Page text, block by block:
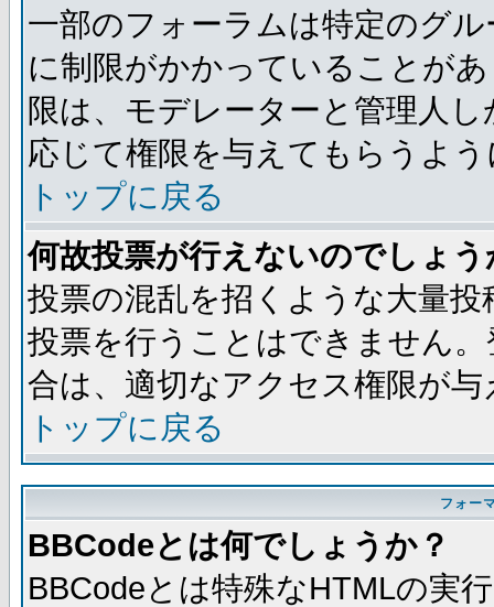
一部のフォーラムは特定のグ
に制限がかかっていることが
限は、モデレーターと管理人
応じて権限を与えてもらうよ
トップに戻る
何故投票が行えないのでしょう
投票の混乱を招くような大量
投票を行うことはできません
合は、適切なアクセス権限が
トップに戻る
フォー
BBCodeとは何でしょうか？
BBCodeとは特殊なHTMLの実